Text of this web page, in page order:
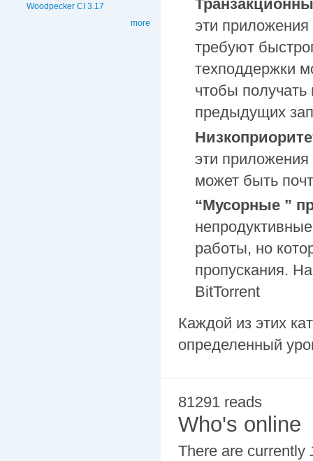
Woodpecker CI 3.17
more
эти
требуют
техподдержки
чтобы
предыдущих
эти
может быть
“Мусорные ”
работы, но
пропускания.
BitTorrent
Каждой из этих
определенный
81291 reads
Who's online
There are currently